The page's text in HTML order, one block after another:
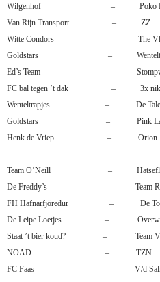
Wilgenhof
– Poko
Van Rijn Transport
– ZZ
Witte Condors
– The
Goldstars
–
Ed’s Team
–
FC bal tegen ’t dak
– 3x
Wenteltrapjes
–
Goldstars
–
Henk de Vriep
– Orion
Team O’Neill –
De Freddy’s
–
FH Hafnarfjöredur
–
De Leipe Loetjes
–
Staat ’t bier koud?
– Team
NOAD
– TZN
FC Faas
– V/d